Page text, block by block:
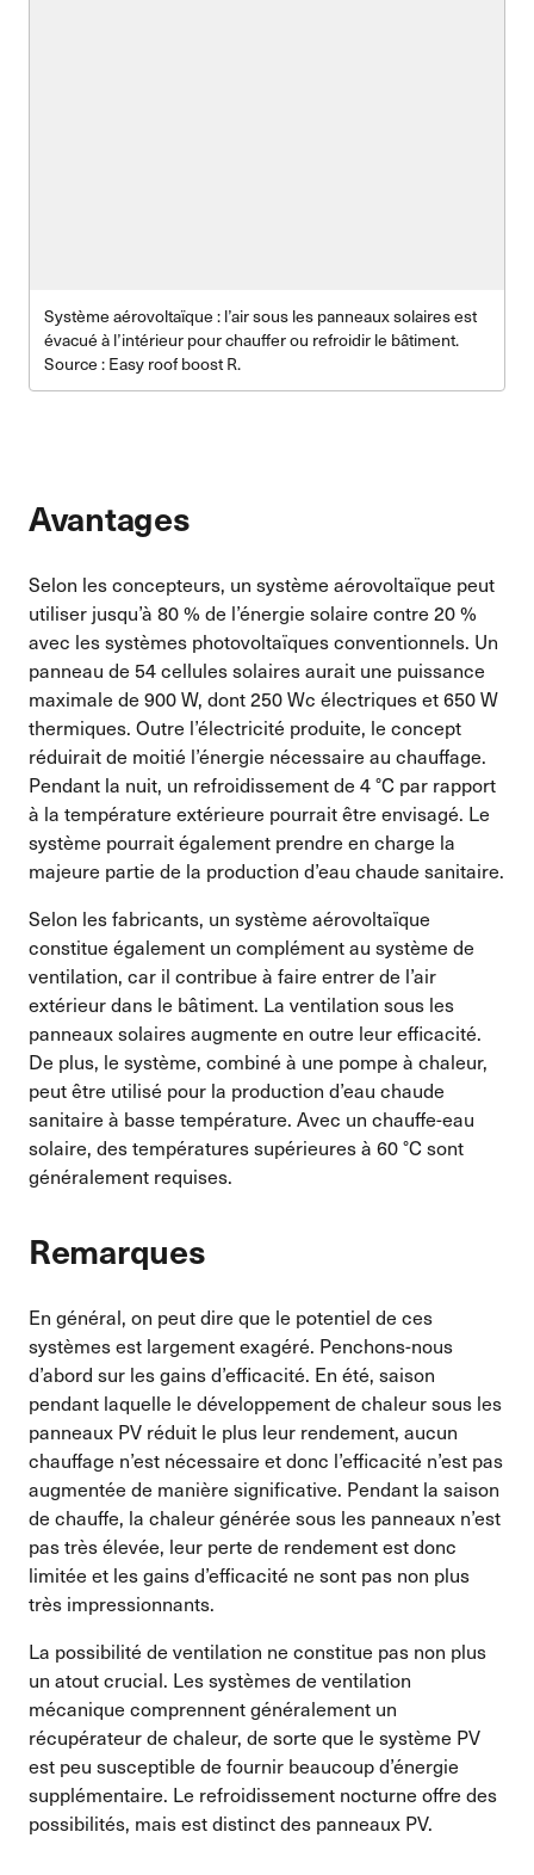
Système aérovoltaïque : l’air sous les panneaux solaires est
évacué à l’intérieur pour chauffer ou refroidir le bâtiment.
Source : Easy roof boost R.
Avantages
Selon les concepteurs, un système aérovoltaïque peut
utiliser jusqu’à 80 % de l’énergie solaire contre 20 %
avec les systèmes photovoltaïques conventionnels. Un
panneau de 54 cellules solaires aurait une puissance
maximale de 900 W, dont 250 Wc électriques et 650 W
thermiques. Outre l’électricité produite, le concept
réduirait de moitié l’énergie nécessaire au chauffage.
Pendant la nuit, un refroidissement de 4 °C par rapport
à la température extérieure pourrait être envisagé. Le
système pourrait également prendre en charge la
majeure partie de la production d’eau chaude sanitaire.
Selon les fabricants, un système aérovoltaïque
constitue également un complément au système de
ventilation, car il contribue à faire entrer de l’air
extérieur dans le bâtiment. La ventilation sous les
panneaux solaires augmente en outre leur efficacité.
De plus, le système, combiné à une pompe à chaleur,
peut être utilisé pour la production d’eau chaude
sanitaire à basse température. Avec un chauffe-eau
solaire, des températures supérieures à 60 °C sont
généralement requises.
Remarques
En général, on peut dire que le potentiel de ces
systèmes est largement exagéré. Penchons-nous
d’abord sur les gains d’efficacité. En été, saison
pendant laquelle le développement de chaleur sous les
panneaux PV réduit le plus leur rendement, aucun
chauffage n’est nécessaire et donc l’efficacité n’est pas
augmentée de manière significative. Pendant la saison
de chauffe, la chaleur générée sous les panneaux n’est
pas très élevée, leur perte de rendement est donc
limitée et les gains d’efficacité ne sont pas non plus
très impressionnants.
La possibilité de ventilation ne constitue pas non plus
un atout crucial. Les systèmes de ventilation
mécanique comprennent généralement un
récupérateur de chaleur, de sorte que le système PV
est peu susceptible de fournir beaucoup d’énergie
supplémentaire. Le refroidissement nocturne offre des
possibilités, mais est distinct des panneaux PV.